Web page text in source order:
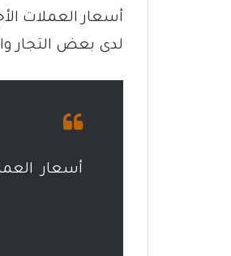
أسعار العملات
لدى بعض التجار
أسعار